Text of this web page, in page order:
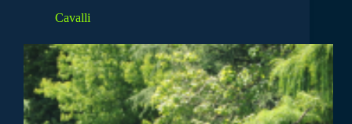
Cavalli